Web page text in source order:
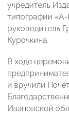
учредитель
типографии
руководитель
Курочкина.
В ходе
и вручили
Ивановской